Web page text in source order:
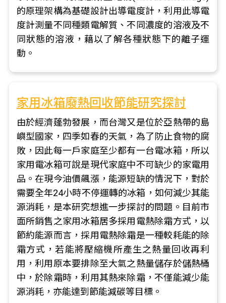
的原理架構為基礎設計出導電度計，利用此導電
度計測量不同種類電解質、不同濃度的溶液及不
同狀態的溶液，藉以了解各種狀態下的離子運
動。
家用冰箱廢熱回收節能研究探討
由於經濟蓬勃發展，而台灣又是位於亞熱帶的島
嶼型國家，四季如春的天氣，為了防止食物的腐
敗，因此每一戶家庭至少都有一台電冰箱，所以
家用電冰箱可說是現代家庭中不可缺少的家電用
品。在現今油價飆漲，能源短缺的情況下，對於
需要全年24小時不停運轉的冰箱，如何減少其能
源消耗，是本研究想進一步探討的問題。目前市
面所銷售之家用冰箱居多採用電熱除霜方式，以
節約能源而言，採用電熱除霜是一種較耗能的除
霜方式，若能將壓縮機所產生之熱量回收再利
用，利用原本要排除至大氣之熱量儲存於儲熱桶
中，於除霜時，利用其熱來除霜，不僅能減少能
源消耗，亦能達到節能減碳等目標。